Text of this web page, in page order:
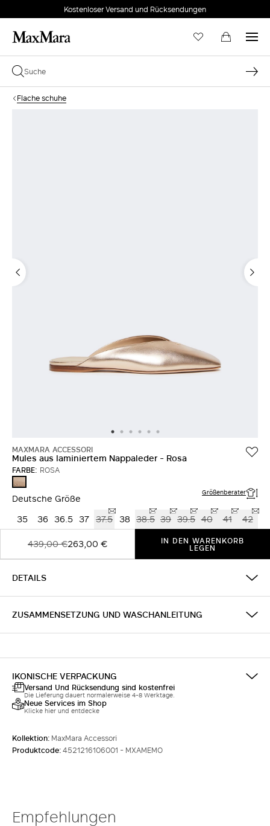
Kostenloser Versand und Rücksendungen
Flache schuhe
MAXMARA ACCESSORI
Mules aus laminiertem Nappaleder - Rosa
FARBE: ROSA
ROSA
Deutsche Größe Größenberater
35 36 36.5 37 37.5 38 38.5 39 39.5 40 41
42
439,00 €263,00 € IN DEN WARENKORB
LEGEN
DETAILS
ZUSAMMENSETZUNG UND WASCHANLEITUNG
IKONISCHE VERPACKUNG
Versand Und Rücksendung sind kostenfrei
Die Lieferung dauert normalerweise 4-8 Werktage.
Neue Services im Shop
Klicke hier und entdecke
Kollektion: MaxMara Accessori
Produktcode:4521216106001 - MXAMEMO
Empfehlungen